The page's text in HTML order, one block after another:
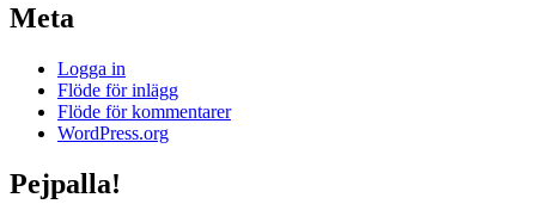
Meta
Logga in
Flöde för inlägg
Flöde för kommentarer
WordPress.org
Pejpalla!